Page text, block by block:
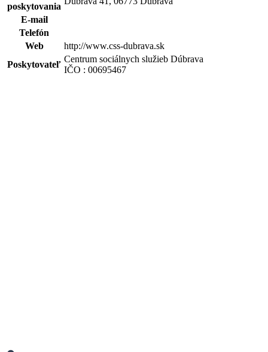
poskytovania
E-mail
Telefón
Web
http://www.css-dubrava.sk
Poskytovateľ
Centrum sociálnych služieb Dúbrava
IČO : 00695467